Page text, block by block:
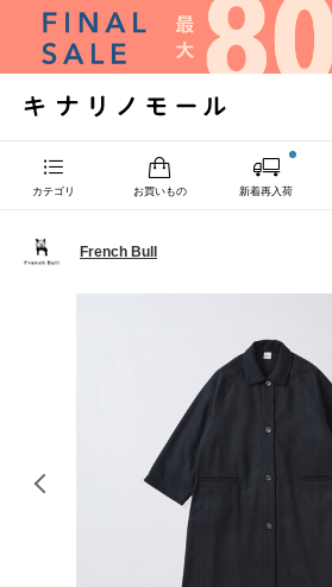
カテゴリ お買いもの 新着再入荷
French Bull